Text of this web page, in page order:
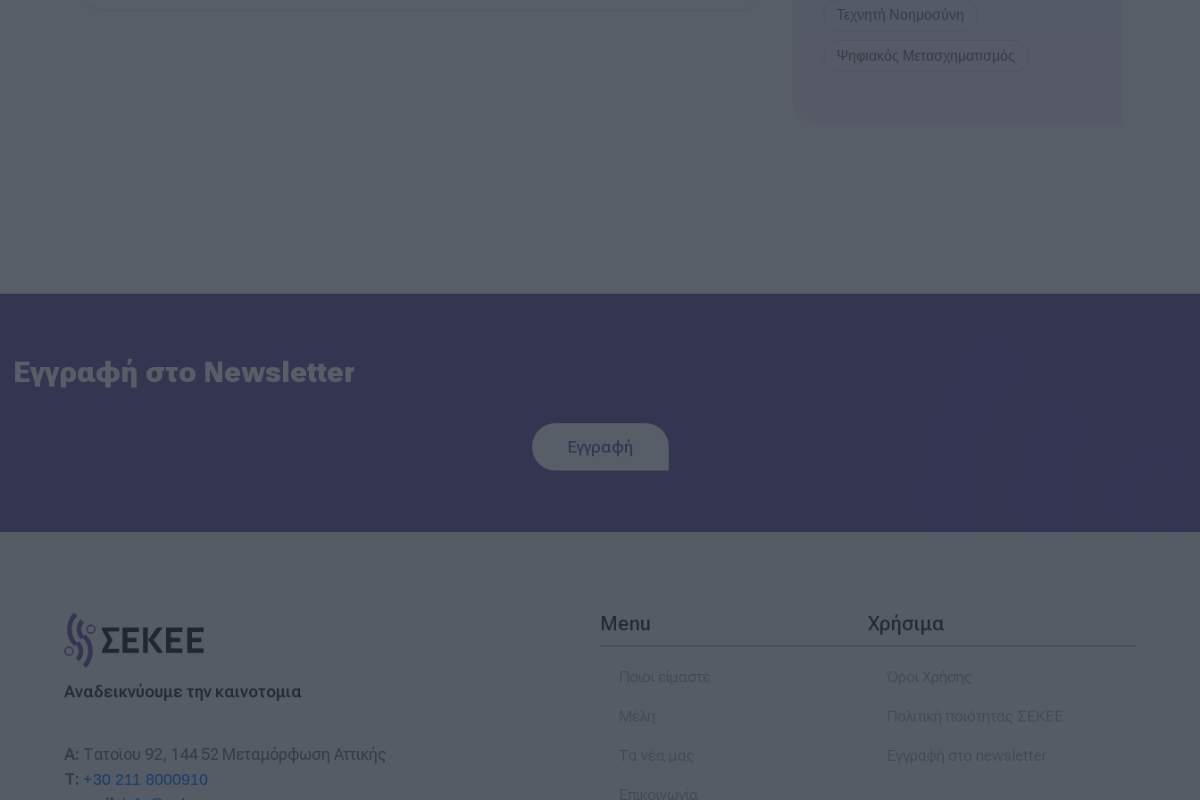
Τεχνητή Νοημοσύνη
Ψηφιακός Μετασχηματισμός
Εγγραφή στο Newsletter
Εγγραφή
Αναδεικνύουμε την καινοτομια
A: Τατοϊου 92, 144 52 Μεταμόρφωση Αττικής
T: +30 211 8000910
Menu Χρήσιμα